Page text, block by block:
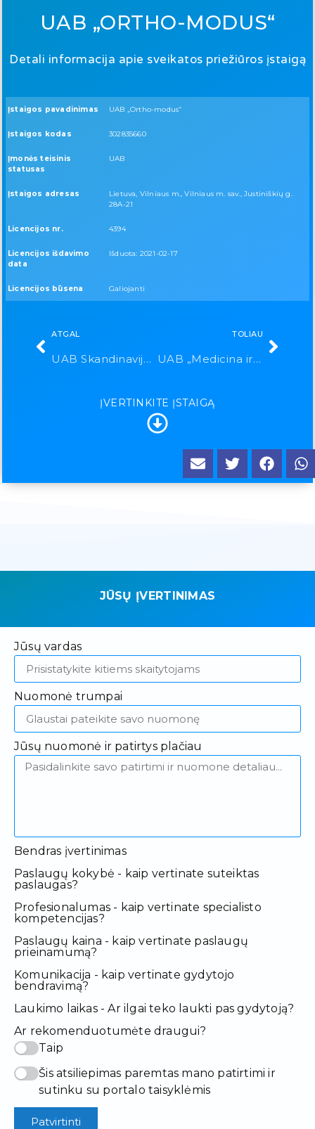
UAB „ORTHO-MODUS“
Detali informacija apie sveikatos priežiūros įstaigą
Įstaigos pavadinimas UAB „Ortho-modus“
Įstaigos kodas 302835660
Įmonės teisinis
statusas
UAB
Įstaigos adresas
Lietuva, Vilniaus m., Vilniaus m. sav., Justiniškių g.
28A-21
Licencijos nr. 4394
Licencijos išdavimo
data
Išduota: 2021-02-17
Licencijos būsena Galiojanti
ATGAL
UAB Skandinavijos klinika
TOLIAU
UAB „Medicina ir sportas“
ĮVERTINKITE ĮSTAIGĄ
JŪSŲ ĮVERTINIMAS
Jūsų vardas
Nuomonė trumpai
Jūsų nuomonė ir patirtys plačiau
Bendras įvertinimas
Paslaugų kokybė - kaip vertinate suteiktas
paslaugas?
Profesionalumas - kaip vertinate specialisto
kompetencijas?
Paslaugų kaina - kaip vertinate paslaugų
prieinamumą?
Komunikacija - kaip vertinate gydytojo
bendravimą?
Laukimo laikas - Ar ilgai teko laukti pas gydytoją?
Ar rekomenduotumėte draugui?
Taip
Šis atsiliepimas paremtas mano patirtimi ir
sutinku su portalo taisyklėmis
Patvirtinti